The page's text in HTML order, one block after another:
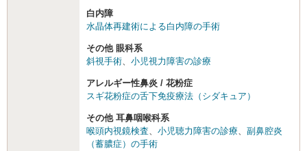
白内障
水晶体再建術による白内障の手術
その他 眼科系
斜視手術
小児視力障害の診療
アレルギー性鼻炎 / 花粉症
スギ花粉症の舌下免疫療法（シダキュア）
その他 耳鼻咽喉科系
喉頭内視鏡検査
小児聴力障害の診療
副鼻腔炎
（蓄膿症）の手術